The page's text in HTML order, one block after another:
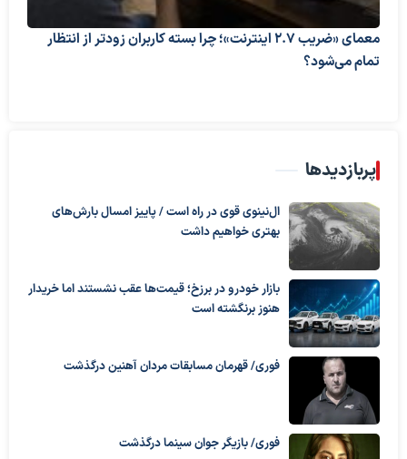
معمای «ضریب ۲.۷ اینترنت»؛ چرا بسته کاربران زودتر از انتظار
تمام می‌شود؟
پربازدیدها
ال‌نینوی قوی در راه است / پاییز امسال بارش‌های
بهتری خواهیم داشت
بازار خودرو در برزخ؛ قیمت‌ها عقب نشستند اما خریدار
هنوز برنگشته است
فوری/ قهرمان مسابقات مردان آهنین درگذشت
فوری/ بازیگر جوان سینما درگذشت